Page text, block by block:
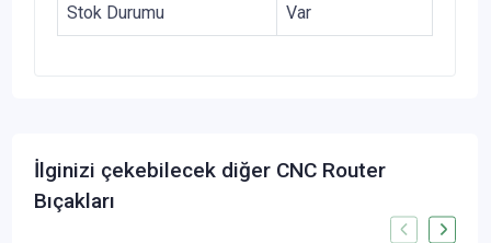
Stok Durumu Var
İlginizi çekebilecek diğer CNC Router
Bıçakları